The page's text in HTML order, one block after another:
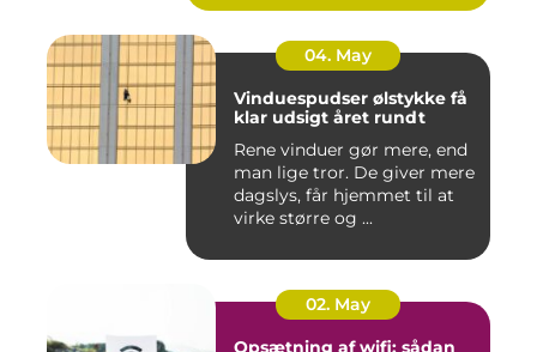
04. May
Vinduespudser ølstykke få
klar udsigt året rundt
Rene vinduer gør mere, end
man lige tror. De giver mere
dagslys, får hjemmet til at
virke større og ...
02. May
Opsætning af wifi: sådan